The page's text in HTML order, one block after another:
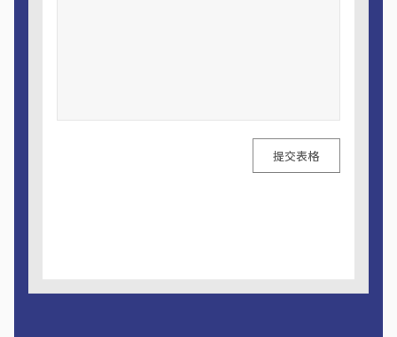
提交表格
r